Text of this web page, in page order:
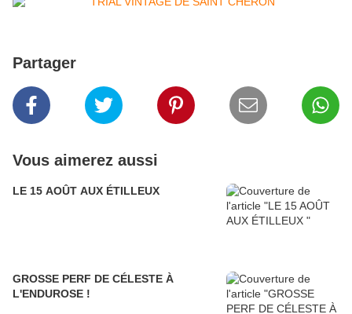
Partager
Vous aimerez aussi
LE 15 AOÛT AUX ÉTILLEUX
GROSSE PERF DE CÉLESTE À
L'ENDUROSE !